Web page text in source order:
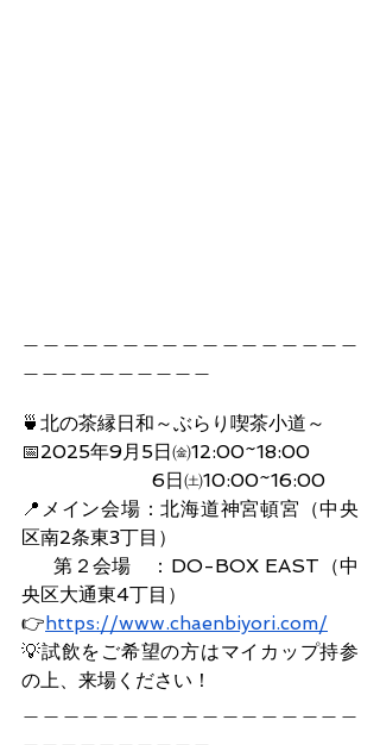
🍵北の茶縁日和～ぶらり喫茶小道～
📅2025年9月5日㈮12:00~18:00
6日㈯10:00~16:00
📍メイン会場：北海道神宮頓宮（中央
区南2条東3丁目）
第２会場　：DO-BOX EAST（中
央区大通東4丁目）
👉https://www.chaenbiyori.com/
💡試飲をご希望の方はマイカップ持参
の上、来場ください！